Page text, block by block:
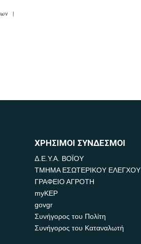
|
ΧΡΗΣΙΜΟΙ ΣΥΝΔΕΣΜΟΙ
Δ.Ε.Υ.Α. ΒΟΪΟΥ
ΤΜΗΜΑ ΕΣΩΤΕΡΙΚΟΥ ΕΛΕΓΧΟΥ
ΓΡΑΦΕΙΟ ΑΓΡΟΤΗ
myKEP
govgr
Συνήγορος του Πολίτη
Συνήγορος του Καταναλωτή